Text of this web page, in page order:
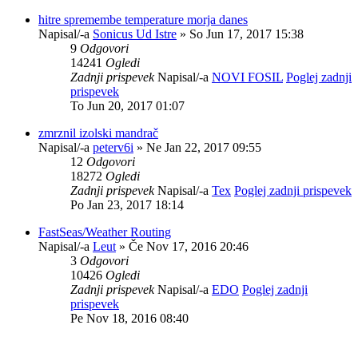
hitre spremembe temperature morja danes
Napisal/-a Sonicus Ud Istre » So Jun 17, 2017 15:38
9 Odgovori
14241 Ogledi
Zadnji prispevekNapisal/-a NOVI FOSIL Poglej zadnji
prispevek
To Jun 20, 2017 01:07
zmrznil izolski mandrač
Napisal/-a peterv6i » Ne Jan 22, 2017 09:55
12 Odgovori
18272 Ogledi
Zadnji prispevekNapisal/-a Tex Poglej zadnji prispevek
Po Jan 23, 2017 18:14
FastSeas/Weather Routing
Napisal/-a Leut » Če Nov 17, 2016 20:46
3 Odgovori
10426 Ogledi
Zadnji prispevekNapisal/-a EDO Poglej zadnji
prispevek
Pe Nov 18, 2016 08:40